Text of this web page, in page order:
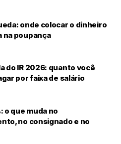
onde colocar o dinheiro
na poupança
do IR 2026: quanto você
por faixa de salário
o que muda no
no consignado e no